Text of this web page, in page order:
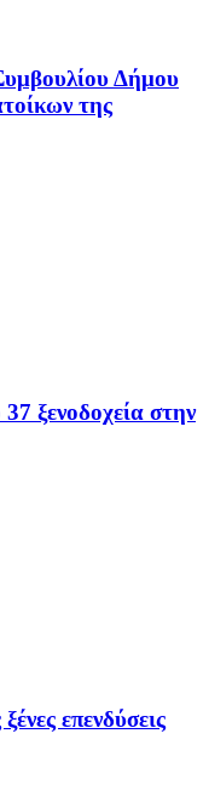
Δήμου
της
ξενοδοχεία στην
επενδύσεις